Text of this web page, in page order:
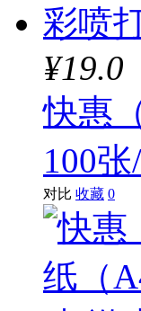
¥19.0
快惠
100
对比 收藏 0